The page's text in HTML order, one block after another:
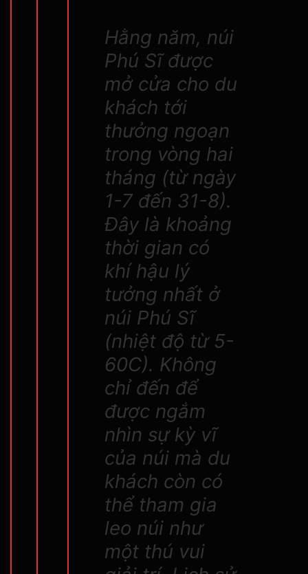
Hằng năm, núi
Phú Sĩ được
mở cửa cho du
khách tới
thưởng ngoạn
trong vòng hai
tháng (từ ngày
1-7 đến 31-8).
Đây là khoảng
thời gian có
khí hậu lý
tưởng nhất ở
núi Phú Sĩ
(nhiệt độ từ 5-
60C). Không
chỉ đến để
được ngắm
nhìn sự kỳ vĩ
của núi mà du
khách còn có
thể tham gia
leo núi như
một thú vui